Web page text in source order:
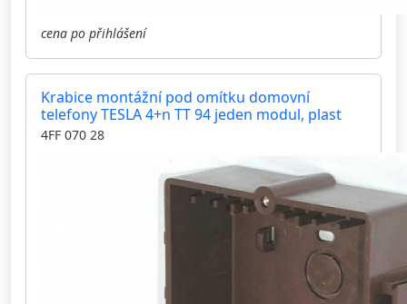
cena po přihlášení
Krabice montážní pod omítku domovní
telefony TESLA 4+n TT 94 jeden modul, plast
4FF 070 28